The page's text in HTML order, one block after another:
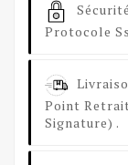
Protocole
Point
Signature) .